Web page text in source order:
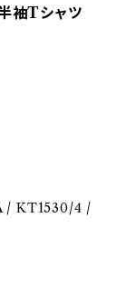
袖Tシャツ
/ KT1530/4 /